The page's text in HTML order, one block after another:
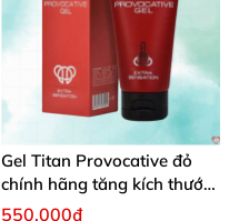
Gel Titan Provocative đỏ
chính hãng tăng kích thước
dương vật nam nhanh
550.000₫